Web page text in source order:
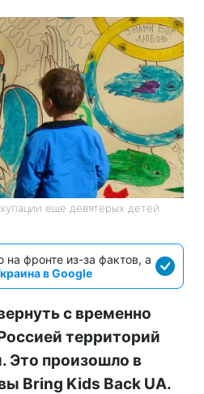
еще девятерых детей
фронте из-за фактов, а
в Google
с временно
территорий
Это произошло в
Bring Kids Back UA.